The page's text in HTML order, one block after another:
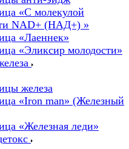
«С молекулой
NAD+ (НАД+) »
«Лаеннек»
«Эликсир молодости»
железа
«Iron man» (Железный
«Железная леди»